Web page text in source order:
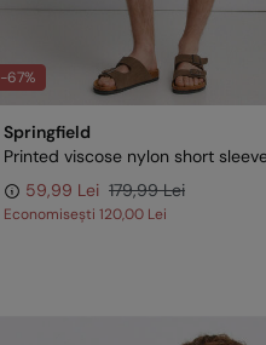
-67%
Springfield
Printed viscose nylon short
59,99 Lei 179,99 Lei
Economisești 120,00 Lei